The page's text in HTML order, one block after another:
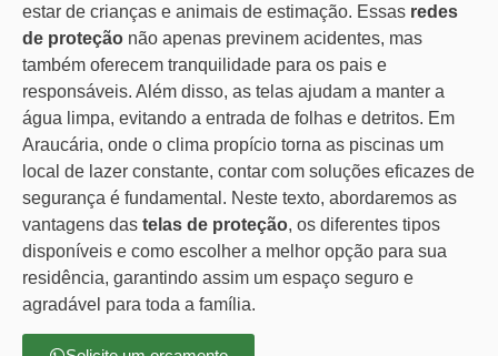
estar de crianças e animais de estimação. Essas redes
de proteção não apenas previnem acidentes, mas
também oferecem tranquilidade para os pais e
responsáveis. Além disso, as telas ajudam a manter a
água limpa, evitando a entrada de folhas e detritos. Em
Araucária, onde o clima propício torna as piscinas um
local de lazer constante, contar com soluções eficazes de
segurança é fundamental. Neste texto, abordaremos as
vantagens das telas de proteção, os diferentes tipos
disponíveis e como escolher a melhor opção para sua
residência, garantindo assim um espaço seguro e
agradável para toda a família.